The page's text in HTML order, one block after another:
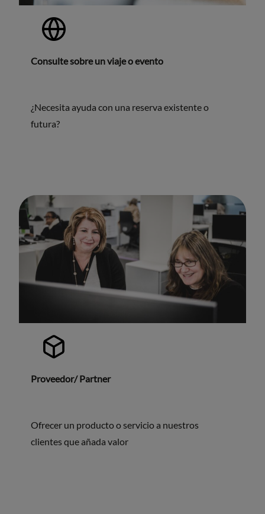
Consulte sobre un viaje o evento
¿Necesita ayuda con una reserva existente o
futura?
Proveedor/ Partner
Ofrecer un producto o servicio a nuestros
clientes que añada valor